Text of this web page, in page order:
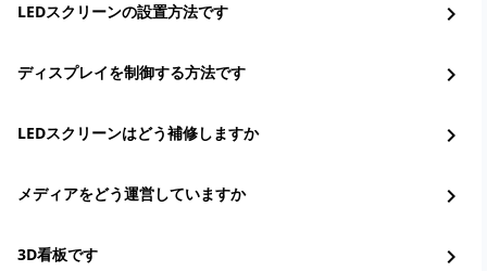
LEDスクリーンの設置方法です chevron_right
ディスプレイを制御する方法です chevron_right
LEDスクリーンはどう補修しますか chevron_right
メディアをどう運営していますか chevron_right
3D看板です chevron_right